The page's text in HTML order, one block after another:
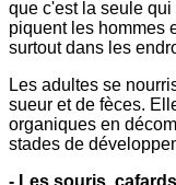
que c'est la seule
piquent les hommes
surtout dans les
Les adultes se
sueur et de fèces.
organiques en
stades de